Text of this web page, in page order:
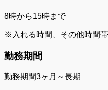
8時から15時まで
※入れる時間、その他時間
勤務期間
勤務期間3ヶ月～長期